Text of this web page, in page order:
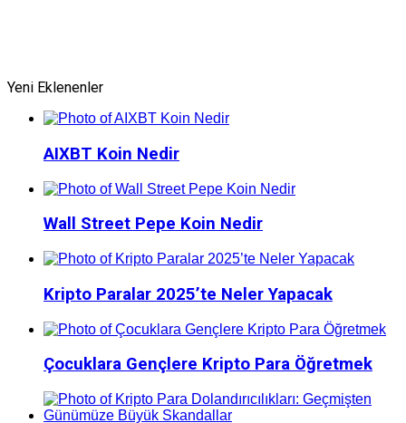
Yeni Eklenenler
AIXBT Koin Nedir
Wall Street Pepe Koin Nedir
Kripto Paralar 2025’te Neler Yapacak
Çocuklara Gençlere Kripto Para Öğretmek